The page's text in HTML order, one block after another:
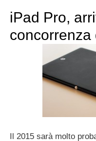
iPad Pro,
concorrenza
Il 2015 sarà molto